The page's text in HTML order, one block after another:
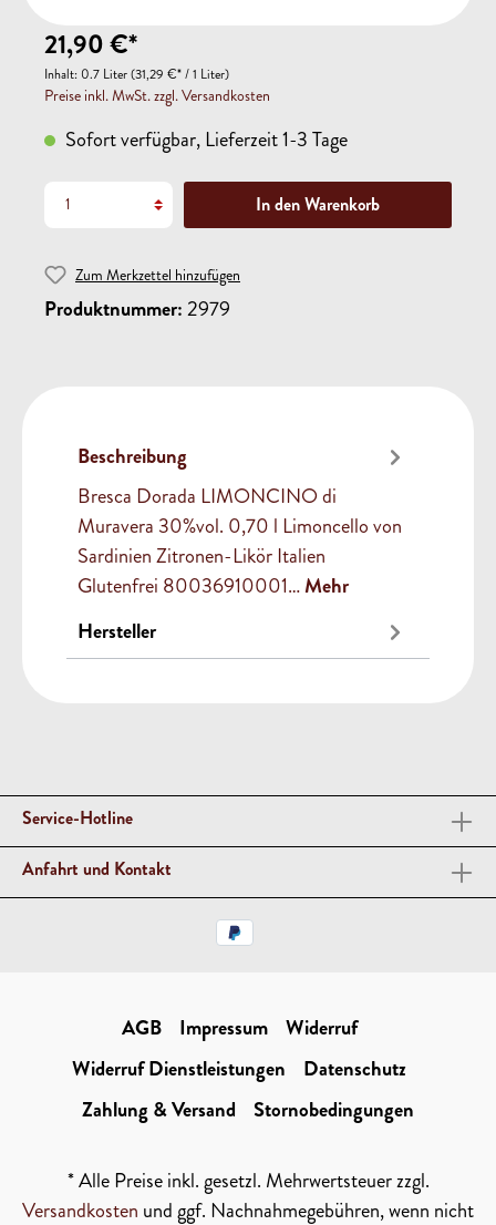
21,90 €*
Inhalt: 0.7 Liter(31,29 €* / 1 Liter)
Preise inkl. MwSt. zzgl. Versandkosten
Sofort verfügbar, Lieferzeit 1-3 Tage
In den Warenkorb
Zum Merkzettel hinzufügen
Produktnummer:2979
Beschreibung
Bresca Dorada LIMONCINO di
Muravera 30%vol. 0,70 l Limoncello von
Sardinien Zitronen-Likör Italien
Glutenfrei 80036910001…Mehr
Hersteller
Service-Hotline
Anfahrt und Kontakt
AGB Impressum
Widerruf
Widerruf Dienstleistungen
Datenschutz
Zahlung & Versand
Stornobedingungen
* Alle Preise inkl. gesetzl. Mehrwertsteuer zzgl.
Versandkosten und ggf. Nachnahmegebühren, wenn nicht